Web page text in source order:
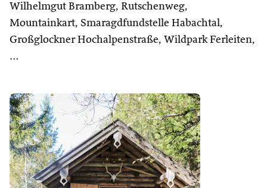
Wilhelmgut Bramberg, Rutschenweg,
Mountainkart, Smaragdfundstelle Habachtal,
Großglockner Hochalpenstraße, Wildpark Ferleiten,
…